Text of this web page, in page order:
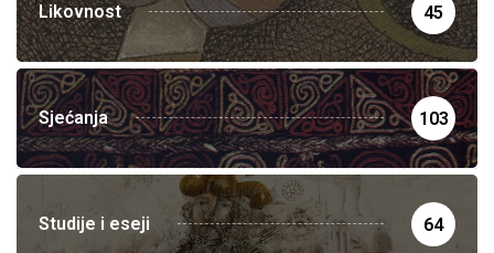
Likovnost 45
Sjećanja 103
Studije i eseji 64